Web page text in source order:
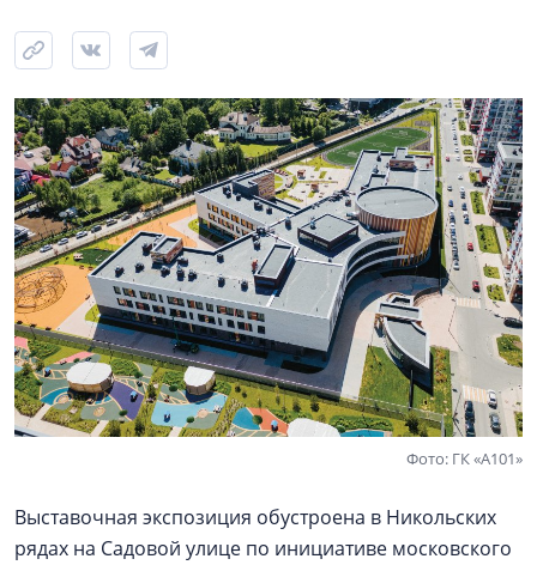
Фото: ГК «А101»
Выставочная экспозиция обустроена в Никольских
рядах на Садовой улице по инициативе московского